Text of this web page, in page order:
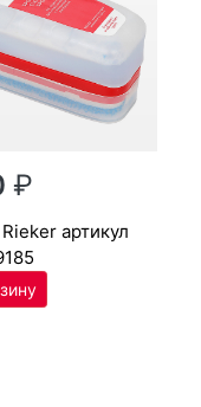
₽
Ri­eker артикул